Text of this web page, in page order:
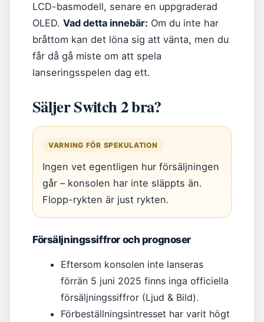
LCD-basmodell, senare en uppgraderad
OLED. Vad detta innebär: Om du inte har
bråttom kan det löna sig att vänta, men du
får då gå miste om att spela
lanseringsspelen dag ett.
Säljer Switch 2 bra?
VARNING FÖR SPEKULATION
Ingen vet egentligen hur försäljningen
går – konsolen har inte släppts än.
Flopp-rykten är just rykten.
Försäljningssiffror och prognoser
Eftersom konsolen inte lanseras
förrän 5 juni 2025 finns inga officiella
försäljningssiffror (Ljud & Bild).
Förbeställningsintresset har varit högt